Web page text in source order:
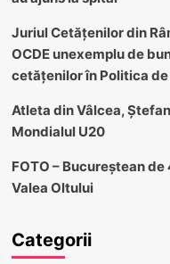
Juriul Cetățenilor din
OCDE unexemplu de
cetățenilor în Politica de
Atleta din Vâlcea,
Mondialul U20
FOTO – Bucureștean
Valea Oltului
Categorii